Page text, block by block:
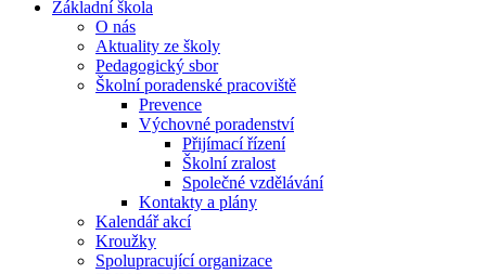
Základní škola
O nás
Aktuality ze školy
Pedagogický sbor
Školní poradenské pracoviště
Prevence
Výchovné poradenství
Přijímací řízení
Školní zralost
Společné vzdělávání
Kontakty a plány
Kalendář akcí
Kroužky
Spolupracující organizace